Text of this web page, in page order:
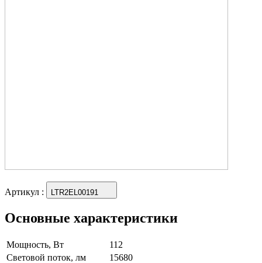
Артикул : LTR2EL00191
Основные характеристики
Мощность, Вт
112
Световой поток, лм
15680